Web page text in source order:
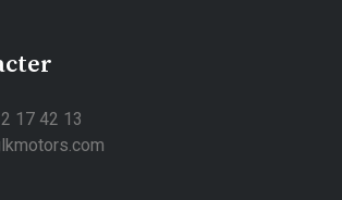
17 42 13